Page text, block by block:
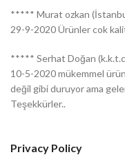
***** Murat ozkan
29-9-2020 Ürünler cok
***** Serhat Doğan
10-5-2020 mükemmel
değil gibi duruyor ama
Teşekkürler..
Privacy Policy